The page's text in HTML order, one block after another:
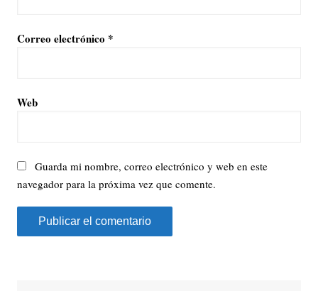
Correo electrónico *
Web
Guarda mi nombre, correo electrónico y web en este
navegador para la próxima vez que comente.